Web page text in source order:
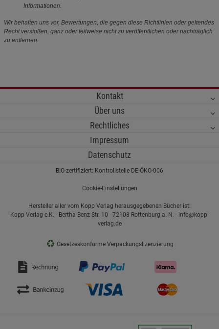
Informationen.
Wir behalten uns vor, Bewertungen, die gegen diese Richtlinien oder geltendes
Recht verstoßen, ganz oder teilweise nicht zu veröffentlichen oder nachträglich
zu entfernen.
Kontakt
Über uns
Rechtliches
Impressum
Datenschutz
BIO-zertifiziert: Kontrollstelle DE-ÖKO-006
Cookie-Einstellungen
Hersteller aller vom Kopp Verlag herausgegebenen Bücher ist:
Kopp Verlag e.K. - Bertha-Benz-Str. 10 - 72108 Rottenburg a. N. - info@kopp-
verlag.de
♻ Gesetzeskonforme Verpackungslizenzierung